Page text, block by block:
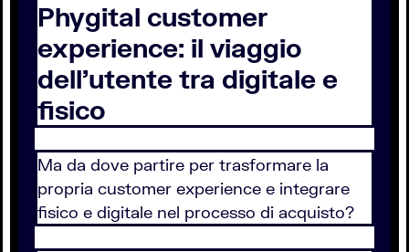
Phygital customer
experience: il viaggio
dell'utente tra digitale e
fisico
Ma da dove partire per trasformare la
propria customer experience e integrare
fisico e digitale nel processo di acquisto?